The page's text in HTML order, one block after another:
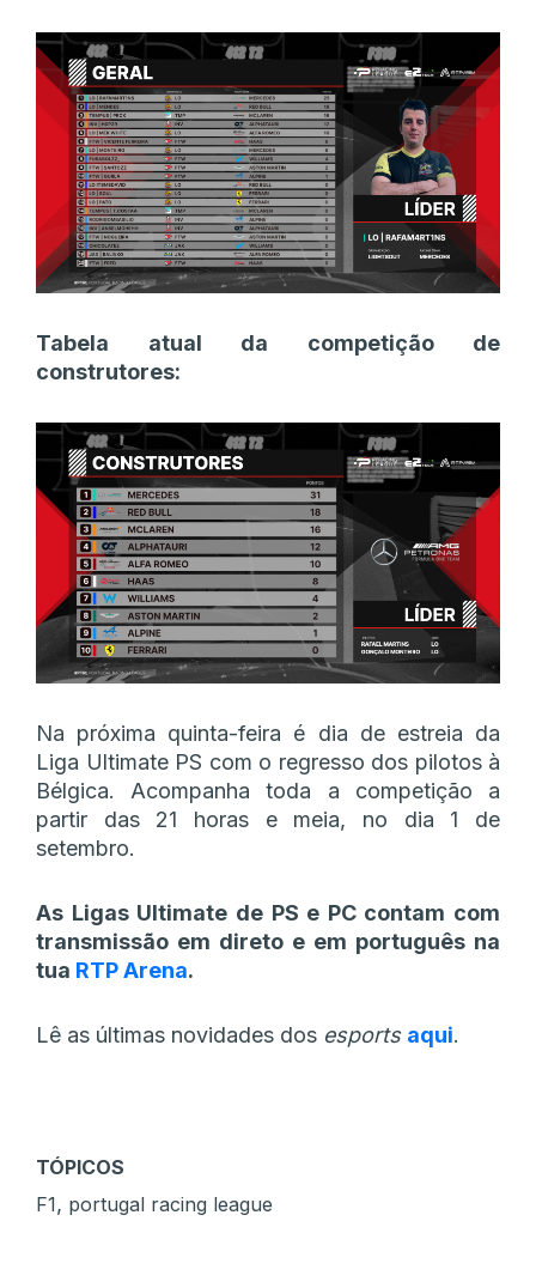
Tabela atual da competição de
construtores:
Na próxima quinta-feira é dia de estreia da
Liga Ultimate PS com o regresso dos pilotos à
Bélgica. Acompanha toda a competição a
partir das 21 horas e meia, no dia 1 de
setembro.
As Ligas Ultimate de PS e PC contam com
transmissão em direto e em português na
tua RTP Arena.
Lê as últimas novidades dos esports aqui.
TÓPICOS
F1, portugal racing league